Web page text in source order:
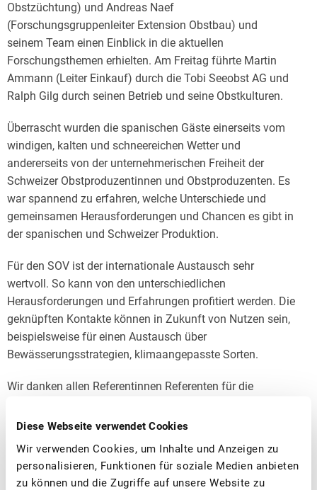
Diese Webseite verwendet Cookies
Wir verwenden Cookies, um Inhalte und Anzeigen zu
personalisieren, Funktionen für soziale Medien anbieten
zu können und die Zugriffe auf unsere Website zu
Obstzüchtung) und Andreas Naef
(Forschungsgruppenleiter Extension Obstbau) und
seinem Team einen Einblick in die aktuellen
Forschungsthemen erhielten. Am Freitag führte Martin
Ammann (Leiter Einkauf) durch die Tobi Seeobst AG und
Ralph Gilg durch seinen Betrieb und seine Obstkulturen.
Überrascht wurden die spanischen Gäste einerseits vom
windigen, kalten und schneereichen Wetter und
andererseits von der unternehmerischen Freiheit der
Schweizer Obstproduzentinnen und Obstproduzenten. Es
war spannend zu erfahren, welche Unterschiede und
gemeinsamen Herausforderungen und Chancen es gibt in
der spanischen und Schweizer Produktion.
Für den SOV ist der internationale Austausch sehr
wertvoll. So kann von den unterschiedlichen
Herausforderungen und Erfahrungen profitiert werden. Die
geknüpften Kontakte können in Zukunft von Nutzen sein,
beispielsweise für einen Austausch über
Bewässerungsstrategien, klimaangepasste Sorten.
Wir danken allen Referentinnen Referenten für die
und Spaniern einen Einblick in die nachhaltige Schweizer
Impressionen